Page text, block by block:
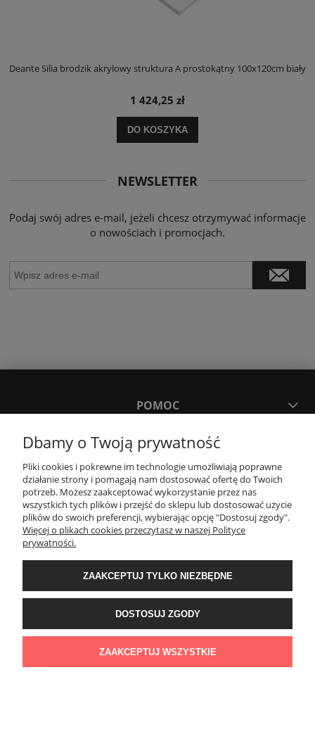
Deante Silia brodzik akrylowy struktura A prostokątny 100x120cm biały
1 424,25 zł
DO KOSZYKA
NEWSLETTER
Podaj swój adres e-mail, jeżeli chcesz otrzymywać informacje
o nowościach i promocjach.
POMOC
MOJE KONTO
PŁATNOŚCI I DOSTAWA
KONTAKT
Wyposażenie łazienek Łazienki.eco | Pawła 23, 41-708 Ruda Śląska | E-mail:
sklep@lazienki.eco | Tel.: 600 012 164 lub 600 012 159 | TGS Przemysław
Stoń | NIP: 6312213594 | REGON: 276403698
Dbamy o Twoją prywatność
Pliki cookies i pokrewne im technologie umożliwiają poprawne
działanie strony i pomagają nam dostosować ofertę do Twoich
potrzeb. Możesz zaakceptować wykorzystanie przez nas
wszystkich tych plików i przejść do sklepu lub dostosować użycie
plików do swoich preferencji, wybierając opcję "Dostosuj zgody".
Więcej o plikach cookies przeczytasz w naszej Polityce
prywatności.
ZAAKCEPTUJ TYLKO NIEZBĘDNE
DOSTOSUJ ZGODY
ZAAKCEPTUJ WSZYSTKIE